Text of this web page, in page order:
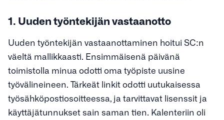
1. Uuden työntekijän vastaanotto
Uuden työntekijän vastaanottaminen hoitui SC:n
väeltä mallikkaasti. Ensimmäisenä päivänä
toimistolla minua odotti oma työpiste uusine
työvälineineen. Tärkeät linkit odotti uutukaisessa
työsähköpostiosoitteessa, ja tarvittavat lisenssit ja
käyttäjätunnukset sain saman tien. Kalenteriin oli